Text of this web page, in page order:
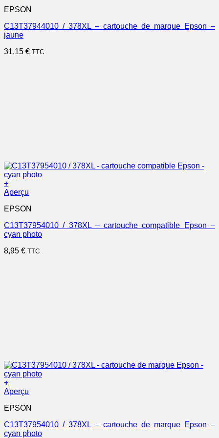
EPSON
C13T37944010 / 378XL – cartouche de marque Epson –
jaune
31,15 € TTC
+
Aperçu
EPSON
C13T37954010 / 378XL – cartouche compatible Epson –
cyan photo
8,95 € TTC
+
Aperçu
EPSON
C13T37954010 / 378XL – cartouche de marque Epson –
cyan photo